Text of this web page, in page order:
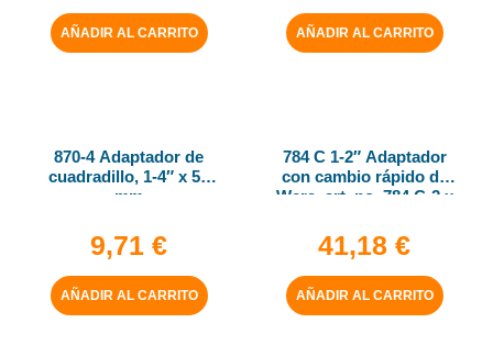
AÑADIR AL CARRITO AÑADIR AL CARRITO
870-4 Adaptador de
cuadradillo, 1-4″ x 50
mm
9,71 €
AÑADIR AL CARRITO
784 C 1-2″ Adaptador
con cambio rápido de
Wera, art. no. 784 C-2 x
41,18 €
AÑADIR AL CARRITO